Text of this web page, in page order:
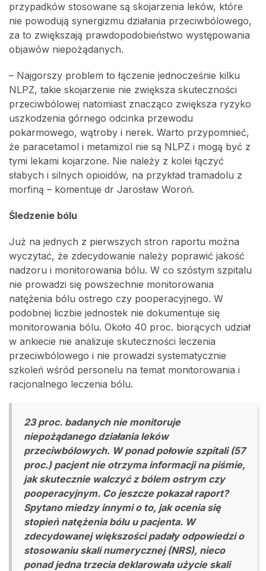
przypadków stosowane są skojarzenia leków, które
nie powodują synergizmu działania przeciwbólowego,
za to zwiększają prawdopodobieństwo występowania
objawów niepożądanych.
– Najgorszy problem to łączenie jednocześnie kilku
NLPZ, takie skojarzenie nie zwiększa skuteczności
przeciwbólowej natomiast znacząco zwiększa ryzyko
uszkodzenia górnego odcinka przewodu
pokarmowego, wątroby i nerek. Warto przypomnieć,
że paracetamol i metamizol nie są NLPZ i mogą być z
tymi lekami kojarzone. Nie należy z kolei łączyć
słabych i silnych opioidów, na przykład tramadolu z
morfiną – komentuje dr Jarosław Woroń.
Śledzenie bólu
Już na jednych z pierwszych stron raportu można
wyczytać, że zdecydowanie należy poprawić jakość
nadzoru i monitorowania bólu. W co szóstym szpitalu
nie prowadzi się powszechnie monitorowania
natężenia bólu ostrego czy pooperacyjnego. W
podobnej liczbie jednostek nie dokumentuje się
monitorowania bólu. Około 40 proc. biorących udział
w ankiecie nie analizuje skuteczności leczenia
przeciwbólowego i nie prowadzi systematycznie
szkoleń wśród personelu na temat monitorowania i
racjonalnego leczenia bólu.
23 proc. badanych nie monitoruje
niepożądanego działania leków
przeciwbólowych. W ponad połowie szpitali (57
proc.) pacjent nie otrzyma informacji na piśmie,
jak skutecznie walczyć z bólem ostrym czy
pooperacyjnym. Co jeszcze pokazał raport?
Spytano miedzy innymi o to, jak ocenia się
stopień natężenia bólu u pacjenta. W
zdecydowanej większości padały odpowiedzi o
stosowaniu skali numerycznej (NRS), nieco
ponad jedna trzecia deklarowała użycie skali